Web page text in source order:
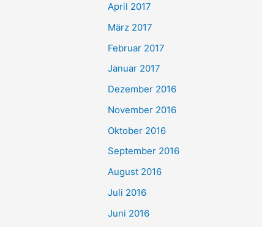
April 2017
März 2017
Februar 2017
Januar 2017
Dezember 2016
November 2016
Oktober 2016
September 2016
August 2016
Juli 2016
Juni 2016